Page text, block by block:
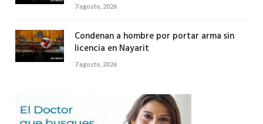
7 agosto, 2026
Condenan a hombre por portar arma sin
licencia en Nayarit
7 agosto, 2026